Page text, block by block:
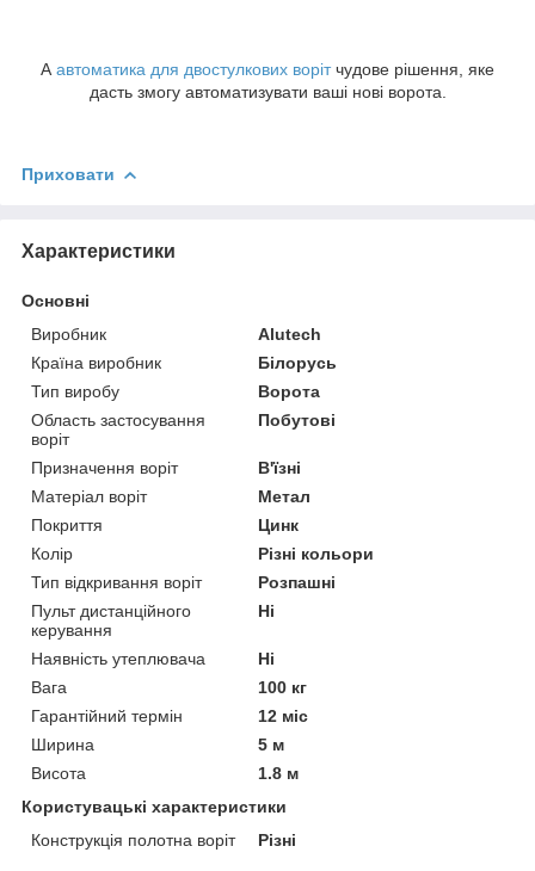
А автоматика для двостулкових ворітчудове рішення, яке
дасть змогу автоматизувати ваші нові ворота.
Приховати
Характеристики
Основні
Виробник
Alutech
Країна виробник
Білорусь
Тип виробу
Ворота
Область застосування
воріт
Побутові
Призначення воріт
В'їзні
Матеріал воріт
Метал
Покриття
Цинк
Колір
Різні кольори
Тип відкривання воріт
Розпашні
Пульт дистанційного
керування
Ні
Наявність утеплювача
Ні
Вага
100 кг
Гарантійний термін
12 міс
Ширина
5 м
Висота
1.8 м
Користувацькі характеристики
Конструкція полотна воріт
Різні